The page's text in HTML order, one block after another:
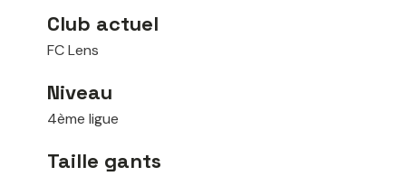
Club actuel
FC Lens
Niveau
4ème ligue
Taille gants